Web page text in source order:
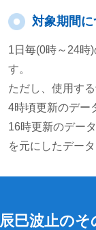
対象期間に
1日毎(0時～24時
す。
ただし、使用す
4時頃更新のデー
16時更新のデー
を元にしたデー
辰巳波止のそ